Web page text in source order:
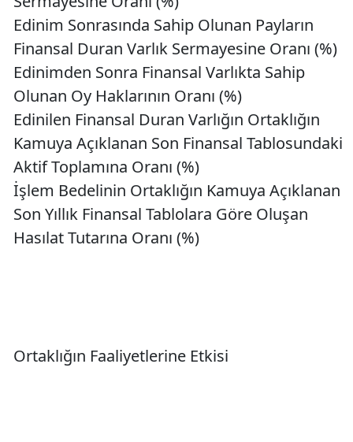
Edinim Sonrasında Sahip Olunan Payların
Finansal Duran Varlık Sermayesine Oranı (%)
Edinimden Sonra Finansal Varlıkta Sahip
Olunan Oy Haklarının Oranı (%)
Edinilen Finansal Duran Varlığın Ortaklığın
Kamuya Açıklanan Son Finansal Tablosundaki
Aktif Toplamına Oranı (%)
İşlem Bedelinin Ortaklığın Kamuya Açıklanan
Son Yıllık Finansal Tablolara Göre Oluşan
Hasılat Tutarına Oranı (%)
Ortaklığın Faaliyetlerine Etkisi